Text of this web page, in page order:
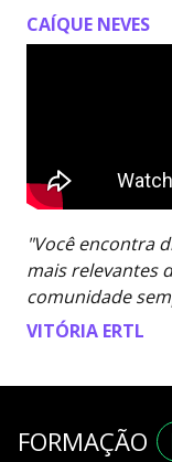
CAÍQUE NEVES
"Você encontra
mais relevantes
comunidade
VITÓRIA ERTL
FORMAÇÃO